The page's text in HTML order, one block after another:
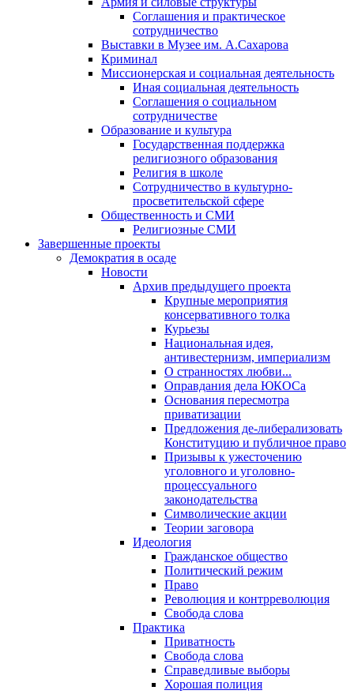
Соглашения и практическое
сотрудничество
Выставки в Музее им. А.Сахарова
Криминал
Миссионерская и социальная деятельность
Иная социальная деятельность
Соглашения о социальном
сотрудничестве
Образование и культура
Государственная поддержка
религиозного образования
Религия в школе
Сотрудничество в культурно-
просветительской сфере
Общественность и СМИ
Религиозные СМИ
Завершенные проекты
Демократия в осаде
Новости
Архив предыдущего проекта
Крупные мероприятия
консервативного толка
Курьезы
Национальная идея,
антивестернизм, империализм
О странностях любви...
Оправдания дела ЮКОСа
Основания пересмотра
приватизации
Предложения де-либерализовать
Конституцию и публичное право
Призывы к ужесточению
уголовного и уголовно-
процессуального
законодательства
Символические акции
Теории заговора
Идеология
Гражданское общество
Политический режим
Право
Революция и контрреволюция
Свобода слова
Практика
Приватность
Свобода слова
Справедливые выборы
Хорошая полиция